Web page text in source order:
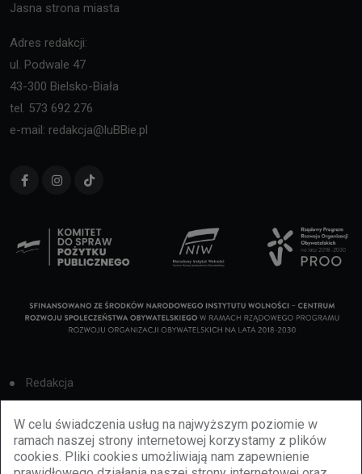
W celu świadczenia usług na najwyższym poziomie w
ramach naszej strony internetowej korzystamy z plików
cookies. Pliki cookies umożliwiają nam zapewnienie
Jasna strona miasta
Adres redakcji:
ul. Podwale 47
43-300 Bielsko-Biała
tel. 573 692 276
e-mail: redakcja@luBBie.pl
Redakcja
Cookies
Reklama